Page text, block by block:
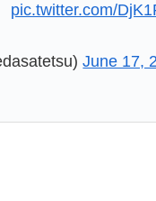
pic.twitter.com/
June 17,